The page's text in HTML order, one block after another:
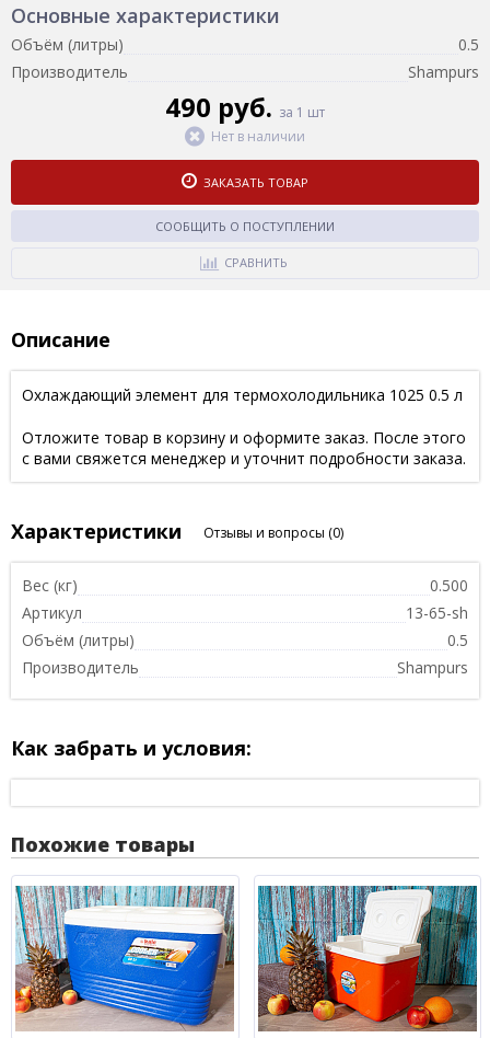
Основные характеристики
Объём (литры)
0.5
Производитель
Shampurs
490 руб. за 1 шт
Нет в наличии
ЗАКАЗАТЬ ТОВАР
СООБЩИТЬ О ПОСТУПЛЕНИИ
СРАВНИТЬ
Описание
Охлаждающий элемент для термохолодильника 1025 0.5 л
Отложите товар в корзину и оформите заказ. После этого
с вами свяжется менеджер и уточнит подробности заказа.
Характеристики Отзывы и вопросы (0)
Вес (кг)
0.500
Артикул
13-65-sh
Объём (литры)
0.5
Производитель
Shampurs
Как забрать и условия:
Похожие товары